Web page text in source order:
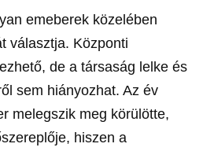
emeberek közelében
választja. Központi
de a társaság lelke és
sem hiányozhat. Az év
melegszik meg körülötte,
hiszen a